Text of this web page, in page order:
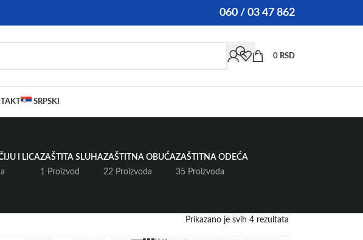
060 / 03 47 862
0 RSD
SRPSKI
I LICAZAŠTITA SLUHA
1 Proizvod
ZAŠTITNA OBUĆA
22 Proizvoda
ZAŠTITNA ODEĆA
35 Proizvoda
Prikazano je svih 4 rezultata